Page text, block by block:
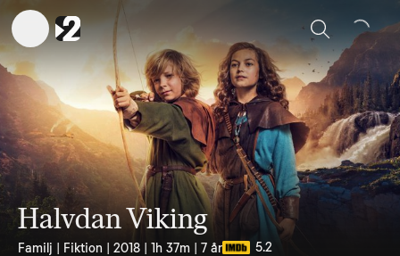
Sök
Halvdan Viking
Familj | Fiktion | 2018 | 1h 37m | 7 år 5.2